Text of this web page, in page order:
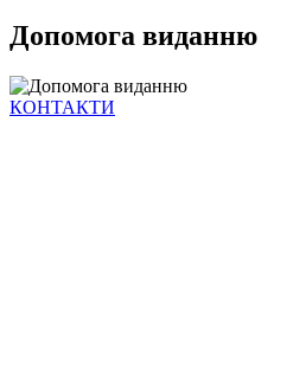
Допомога виданню
КОНТАКТИ